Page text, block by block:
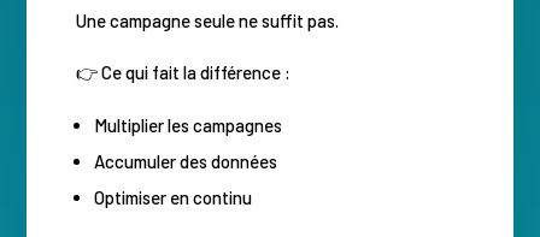
Une campagne seule ne suffit pas.
👉 Ce qui fait la différence :
Multiplier les campagnes
Accumuler des données
Optimiser en continu